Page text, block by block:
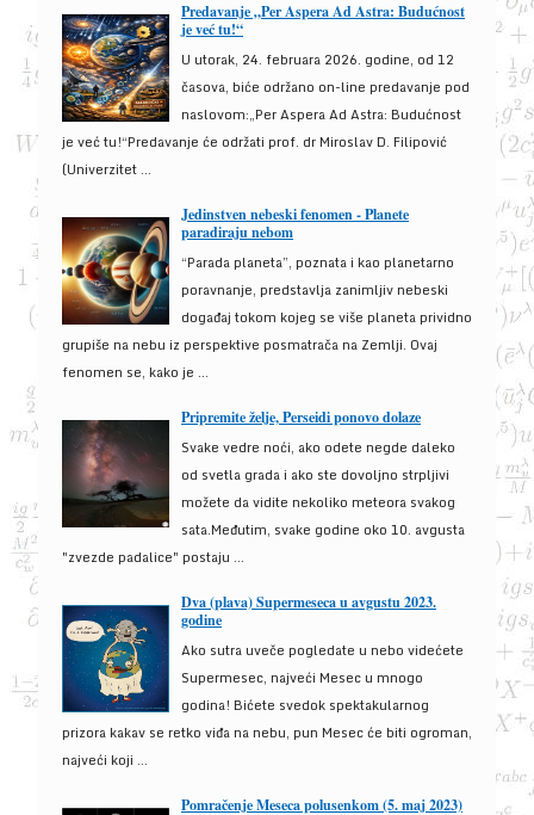
Predavanje „Per Aspera Ad Astra: Budućnost
je već tu!“
U utorak, 24. februara 2026. godine, od 12
časova, biće održano on-line predavanje pod
naslovom:„Per Aspera Ad Astra: Budućnost
je već tu!“Predavanje će održati prof. dr Miroslav D. Filipović
(Univerzitet ...
Jedinstven nebeski fenomen - Planete
paradiraju nebom
“Parada planeta”, poznata i kao planetarno
poravnanje, predstavlja zanimljiv nebeski
događaj tokom kojeg se više planeta prividno
grupiše na nebu iz perspektive posmatrača na Zemlji. Ovaj
fenomen se, kako je ...
Pripremite želje, Perseidi ponovo dolaze
Svake vedre noći, ako odete negde daleko
od svetla grada i ako ste dovoljno strpljivi
možete da vidite nekoliko meteora svakog
sata.Međutim, svake godine oko 10. avgusta
"zvezde padalice" postaju ...
Dva (plava) Supermeseca u avgustu 2023.
godine
Ako sutra uveče pogledate u nebo videćete
Supermesec, najveći Mesec u mnogo
godina! Bićete svedok spektakularnog
prizora kakav se retko viđa na nebu, pun Mesec će biti ogroman,
najveći koji ...
Pomračenje Meseca polusenkom (5. maj 2023)